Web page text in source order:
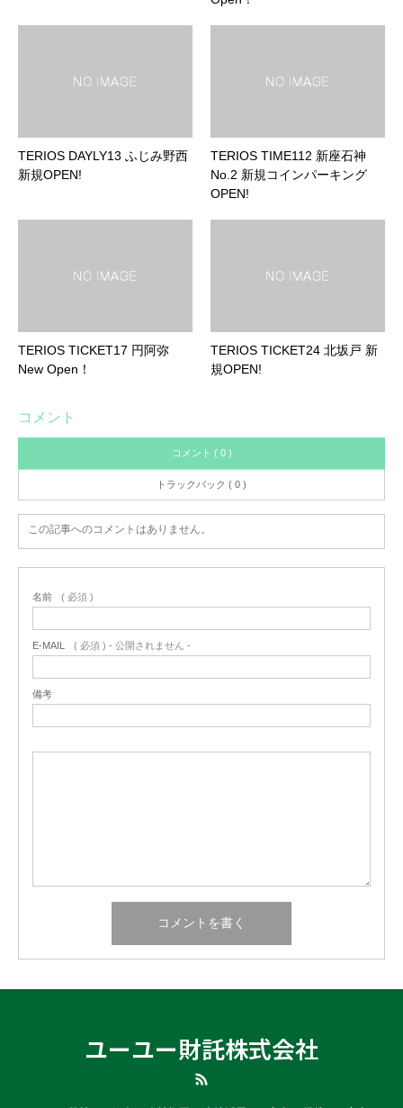
TERIOS DAYLY13 ふじみ野西
新規OPEN!
TERIOS TIME112 新座石神
No.2 新規コインパーキング
OPEN!
TERIOS TICKET17 円阿弥
New Open！
TERIOS TICKET24 北坂戸 新
規OPEN!
コメント
コメント ( 0 )
トラックバック ( 0 )
この記事へのコメントはありません。
名前 ( 必須 )
E-MAIL ( 必須 ) - 公開されません -
備考
ユーユー財託株式会社